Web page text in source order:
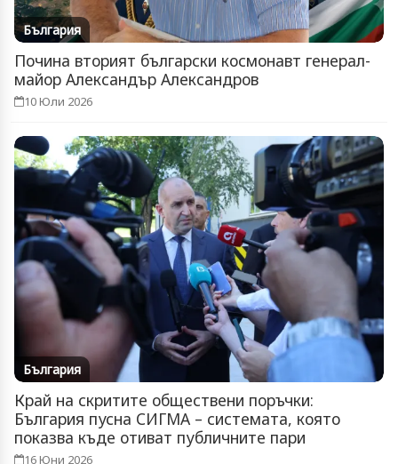
България
Почина вторият български космонавт генерал-
майор Александър Александров
10 Юли 2026
България
Край на скритите обществени поръчки:
България пусна СИГМА – системата, която
показва къде отиват публичните пари
16 Юни 2026